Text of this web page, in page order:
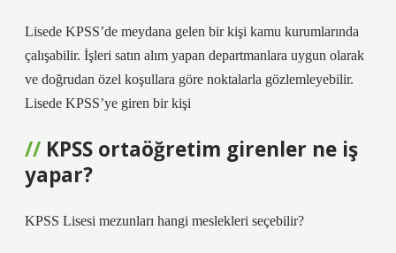
Lisede KPSS’de meydana gelen bir kişi kamu kurumlarında
çalışabilir. İşleri satın alım yapan departmanlara uygun olarak
ve doğrudan özel koşullara göre noktalarla gözlemleyebilir.
Lisede KPSS’ye giren bir kişi
KPSS ortaöğretim girenler ne iş
yapar?
KPSS Lisesi mezunları hangi meslekleri seçebilir?